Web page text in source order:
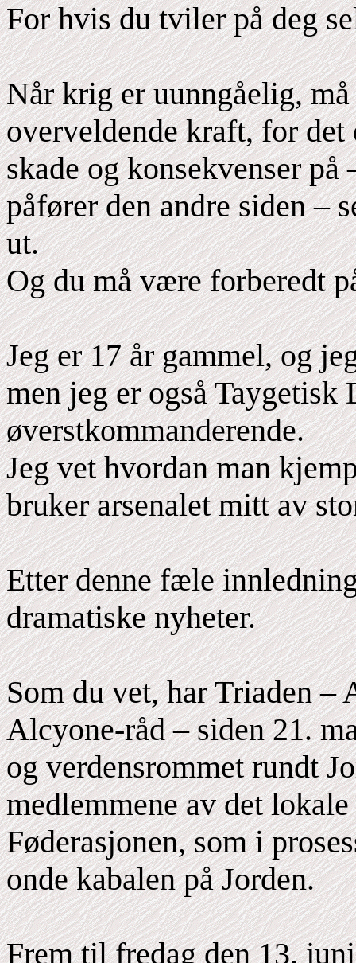
For hvis du tviler på deg
Når krig er uunngåelig,
overveldende kraft, for det
skade og konsekvenser
påfører den andre siden –
ut.
Og du må være forberedt
Jeg er 17 år gammel, og
men jeg er også Taygetisk
øverstkommanderende.
Jeg vet hvordan man
bruker arsenalet mitt av
Etter denne fæle
dramatiske nyheter.
Som du vet, har Triaden –
Alcyone-råd – siden 21.
og verdensrommet rundt
medlemmene av det
Føderasjonen, som i
onde kabalen på Jorden.
Frem til fredag den 13.